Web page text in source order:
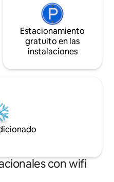
Estacionamiento
gratuito en las
instalaciones
con wifi